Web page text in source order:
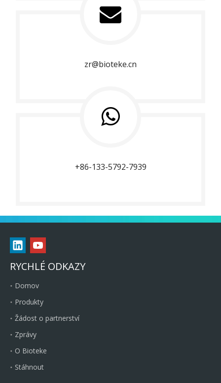
zr@bioteke.cn
+86-133-5792-7939
RYCHLÉ ODKAZY
Domov
Produkty
Žádost o partnerství
Zprávy
O Bioteke
Stáhnout